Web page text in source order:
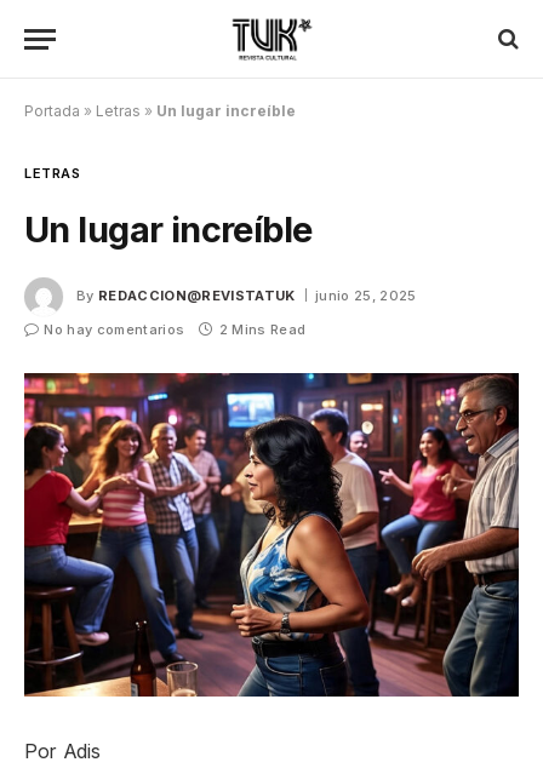
Portada » Letras » Un lugar increíble
LETRAS
Un lugar increíble
By REDACCION@REVISTATUK
junio 25, 2025
No hay comentarios
2 Mins Read
Por Adis